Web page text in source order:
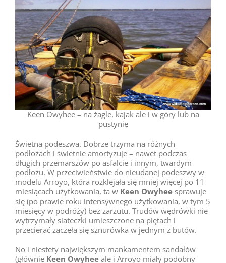
Keen Owyhee – na żagle, kajak ale i w góry lub na
pustynię
Świetna podeszwa. Dobrze trzyma na różnych
podłożach i świetnie amortyzuje – nawet podczas
długich przemarszów po asfalcie i innym, twardym
podłożu. W przeciwieństwie do nieudanej podeszwy w
modelu Arroyo, która rozklejała się mniej więcej po 11
miesiącach użytkowania, ta w Keen Owyhee sprawuje
się (po prawie roku intensywnego użytkowania, w tym 5
miesięcy w podróży) bez zarzutu. Trudów wędrówki nie
wytrzymały siateczki umieszczone na piętach i
przecierać zaczęła się sznurówka w jednym z butów.
No i niestety największym mankamentem sandałów
(głównie Keen Owyhee ale i Arroyo miały podobny